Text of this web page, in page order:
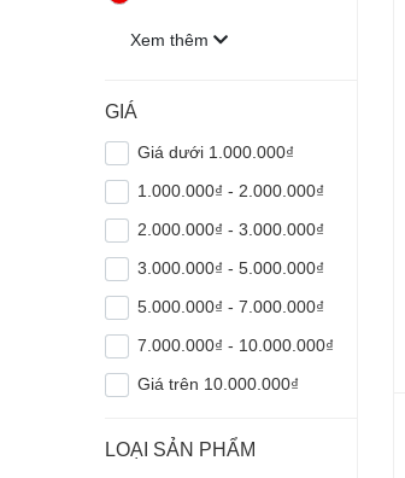
Xem thêm
GIÁ
Giá dưới 1.000.000₫
1.000.000₫ - 2.000.000₫
2.000.000₫ - 3.000.000₫
3.000.000₫ - 5.000.000₫
5.000.000₫ - 7.000.000₫
7.000.000₫ - 10.000.000₫
Giá trên 10.000.000₫
LOẠI SẢN PHẨM